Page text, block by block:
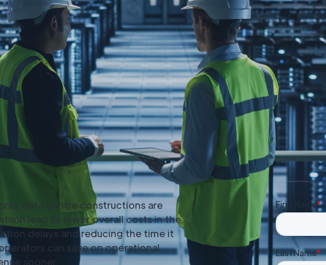
data centre constructions are
lead to lower overall costs in the
delays and reducing the time it
can save on operational
sooner.